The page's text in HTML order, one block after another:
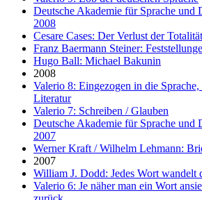
Deutsche Akademie für Sprache und
2008
Cesare Cases: Der Verlust der Totalität
Franz Baermann Steiner:
Hugo Ball: Michael Bakunin
2008
Valerio 8: Eingezogen in die
Literatur
Valerio 7: Schreiben / Glauben
Deutsche Akademie für Sprache und
2007
Werner Kraft / Wilhelm Lehmann:
2007
William J. Dodd: Jedes Wort wandelt
Valerio 6: Je näher man ein Wort